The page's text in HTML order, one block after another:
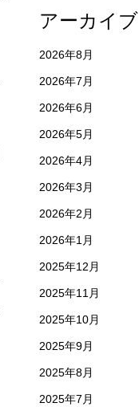
アーカイブ
2026年8月
2026年7月
2026年6月
2026年5月
2026年4月
2026年3月
2026年2月
2026年1月
2025年12月
2025年11月
2025年10月
2025年9月
2025年8月
2025年7月